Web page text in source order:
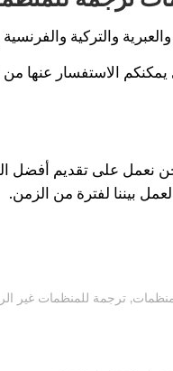
والتركية
الاستفسار عنها من
نعمل على تقديم أفضل
بيننا لفترة من الزمن.
, ترجمة للمنظمات غير